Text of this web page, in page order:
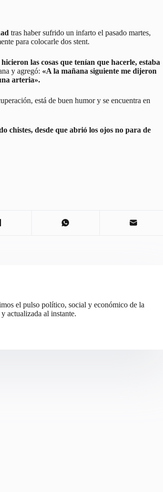
tras haber sufrido un infarto el pasado martes,
para colocarle dos stent.
las cosas que tenían que hacerle, estaba
y agregó: «A la mañana siguiente me dijeron
arteria».
está de buen humor y se encuentra en
chistes, desde que abrió los ojos no para de
el pulso político, social y económico de la
actualizada al instante.